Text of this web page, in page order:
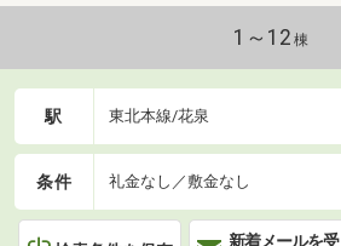
1～12 棟
駅 東北本線/花泉
条件 礼金なし／敷金なし
新着メールを受